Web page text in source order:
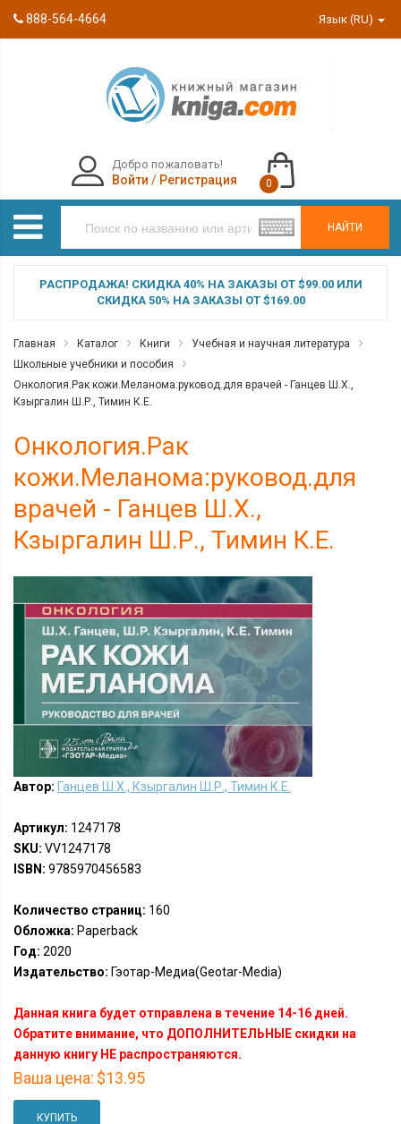
888-564-4664 Язык (RU)
НАЙТИ
Добро пожаловать!
Войти / Регистрация 0
РАСПРОДАЖА! СКИДКА 40% НА ЗАКАЗЫ ОТ $99.00 ИЛИ
СКИДКА 50% НА ЗАКАЗЫ ОТ $169.00
Главная Каталог Книги
Учебная и научная литература
Школьные учебники и пособия
Онкология.Рак кожи.Меланома:руковод.для врачей - Ганцев Ш.Х.,
Кзыргалин Ш.Р., Тимин К.Е.
Онкология.Рак
кожи.Меланома:руковод.для
врачей - Ганцев Ш.Х.,
Кзыргалин Ш.Р., Тимин К.Е.
Автор: Ганцев Ш.Х., Кзыргалин Ш.Р., Тимин К.Е.
Артикул: 1247178
SKU: VV1247178
ISBN: 9785970456583
Количество страниц: 160
Обложка: Paperback
Год: 2020
Издательство: Гэотар-Медиа(Geotar-Media)
Данная книга будет отправлена в течение 14-16 дней.
Обратите внимание, что ДОПОЛНИТЕЛЬНЫЕ скидки на
данную книгу НЕ распространяются.
Ваша цена: $13.95
КУПИТЬ